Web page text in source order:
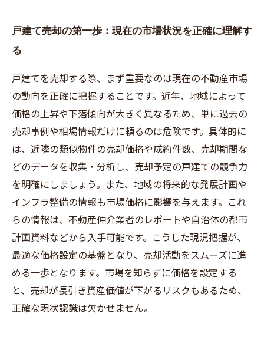
を促進する
るために
戸建て売却の第一歩：現在の市場状況を正確に理解す
る
戸建てを売却する際、まず重要なのは現在の不動産市場
の動向を正確に把握することです。近年、地域によって
価格の上昇や下落傾向が大きく異なるため、単に過去の
売却事例や相場情報だけに頼るのは危険です。具体的に
は、近隣の類似物件の売却価格や成約件数、売却期間な
どのデータを収集・分析し、売却予定の戸建ての競争力
を明確にしましょう。また、地域の将来的な発展計画や
インフラ整備の情報も市場価格に影響を与えます。これ
らの情報は、不動産仲介業者のレポートや自治体の都市
計画資料などから入手可能です。こうした現況把握が、
最適な価格設定の基盤となり、売却活動をスムーズに進
める一歩となります。市場を知らずに価格を設定する
と、売却が長引き資産価値が下がるリスクもあるため、
正確な現状認識は欠かせません。